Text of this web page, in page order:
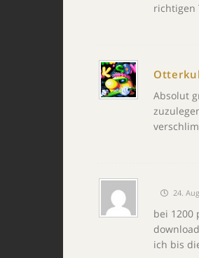
richtigen
Absolut
24.
bei 1200
ich bis